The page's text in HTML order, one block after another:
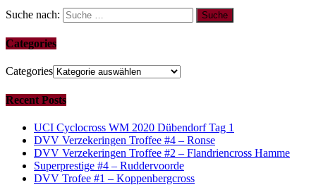
Suche nach:
Categories
Categories
Recent Posts
UCI Cyclocross WM 2020 Dübendorf Tag 1
DVV Verzekeringen Troffee #4 – Ronse
DVV Verzekeringen Troffee #2 – Flandriencross Hamme
Superprestige #4 – Ruddervoorde
DVV Trofee #1 – Koppenbergcross